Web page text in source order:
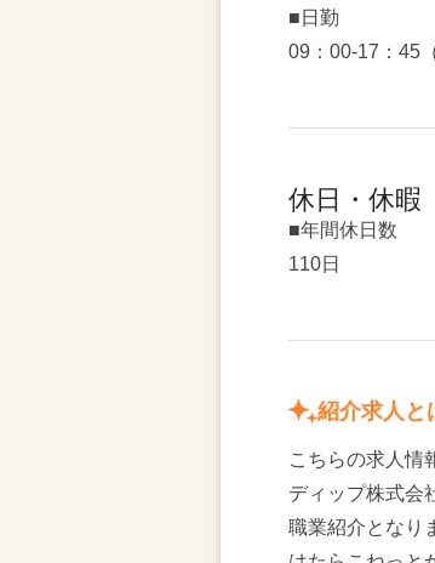
■日勤
09：00-17：45
休日・休暇
■年間休日数
110日
紹介求人と
こちらの求人情
ディップ株式会
職業紹介となり